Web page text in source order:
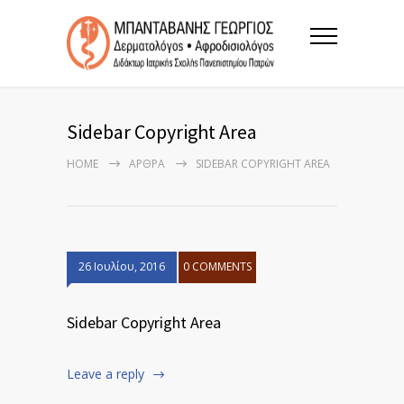
Sidebar Copyright Area
HOME ΑΡΘΡΑ SIDEBAR COPYRIGHT AREA
26 Ιουλίου, 2016 0 COMMENTS
Sidebar Copyright Area
Leave a reply